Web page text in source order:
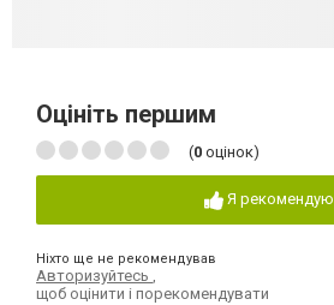
Оцініть першим
(0 оцінок)
Я рекомендую
Ніхто ще не рекомендував
Авторизуйтесь
щоб оцінити і порекомендувати